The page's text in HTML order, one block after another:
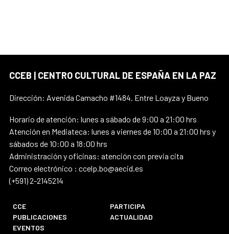
CCEB | CENTRO CULTURAL DE ESPAÑA EN LA PAZ
Dirección: Avenida Camacho #1484. Entre Loayza y Bueno
Horario de atención: lunes a sábado de 9:00 a 21:00 hrs
Atención en Mediateca: lunes a viernes de 10:00 a 21:00 hrs y
sábados de 10:00 a 18:00 hrs
Administración y oficinas: atención con previa cita
Correo electrónico : ccelp.bo@aecid.es
(+591) 2-2145214
CCE
PARTICIPA
PUBLICACIONES
ACTUALIDAD
EVENTOS